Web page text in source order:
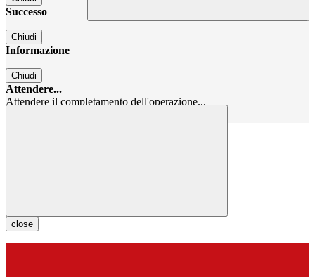
Successo
Chiudi
Informazione
Chiudi
Attendere...
Attendere il completamento dell'operazione...
close